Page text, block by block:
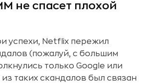
не спасет плохой
успехи, Netflix пережил
(пожалуй, с большим
только Google или
таких скандалов был связан